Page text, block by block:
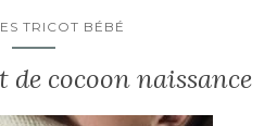
TRICOT BÉBÉ
cocoon naissance